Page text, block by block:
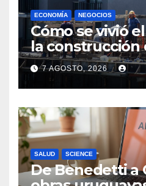
ECONOMÍA NEGOCIOS
Cómo se vivió
la construcción
Maldonado, un
departamento
sector tiene sus
7 AGOSTO, 2026
SALUD SCIENCE
De Benedetti a